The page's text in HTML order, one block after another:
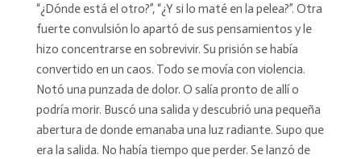
“¿Dónde está el otro?”, “¿Y si lo maté en la pelea?”. Otra
fuerte convulsión lo apartó de sus pensamientos y le
hizo concentrarse en sobrevivir. Su prisión se había
convertido en un caos. Todo se movía con violencia.
Notó una punzada de dolor. O salía pronto de allí o
podría morir. Buscó una salida y descubrió una pequeña
abertura de donde emanaba una luz radiante. Supo que
era la salida. No había tiempo que perder. Se lanzó de